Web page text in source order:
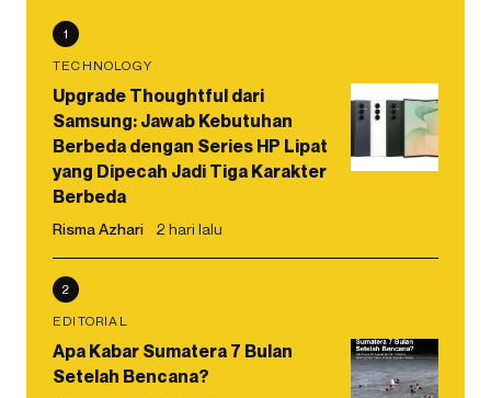
1
TECHNOLOGY
Upgrade Thoughtful dari
Samsung: Jawab Kebutuhan
Berbeda dengan Series HP Lipat
yang Dipecah Jadi Tiga Karakter
Berbeda
Risma Azhari 2 hari lalu
2
EDITORIAL
Apa Kabar Sumatera 7 Bulan
Setelah Bencana?